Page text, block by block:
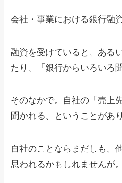
会社・事業における銀行融
融資を受けていると、ある
たり、「銀行からいろいろ
そのなかで。自社の「売上
聞かれる、ということがあ
自社のことならまだしも、
思われるかもしれませんが。